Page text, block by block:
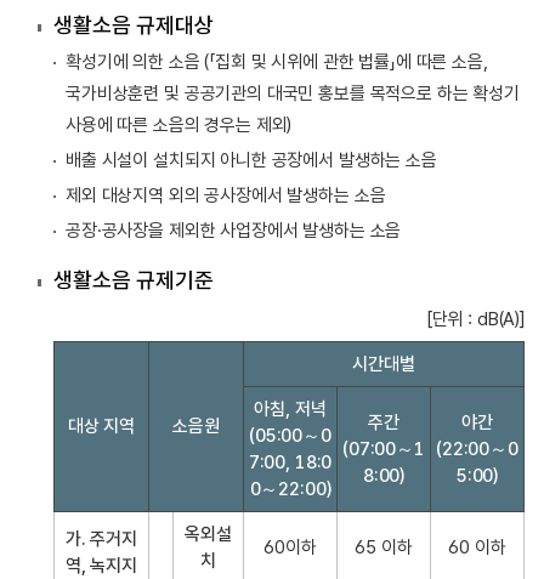
생활소음 규제대상
확성기에 의한 소음 (「집회 및 시위에 관한 법률」에 따른 소음,
국가비상훈련 및 공공기관의 대국민 홍보를 목적으로 하는 확성기
사용에 따른 소음의 경우는 제외)
배출 시설이 설치되지 아니한 공장에서 발생하는 소음
제외 대상지역 외의 공사장에서 발생하는 소음
공장·공사장을 제외한 사업장에서 발생하는 소음
생활소음 규제기준
[단위 : dB(A)]
대상 지역 소음원
시간대별
아침, 저녁
(05:00～0
7:00, 18:0
0～22:00)
주간
(07:00～1
8:00)
야간
(22:00～0
5:00)
가. 주거지
역, 녹지지
옥외설
치
60이하 65 이하 60 이하